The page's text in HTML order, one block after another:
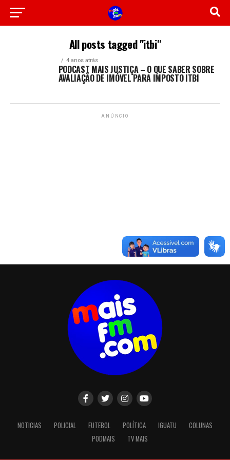
All posts tagged "itbi"
4 anos atrás
PODCAST MAIS JUSTIÇA – O QUE SABER SOBRE
AVALIAÇÃO DE IMÓVEL PARA IMPOSTO ITBI
ANÚNCIO
NOTICIAS POLICIAL FUTEBOL POLÍTICA IGUATU
COLUNAS
PODMAIS
TV MAIS